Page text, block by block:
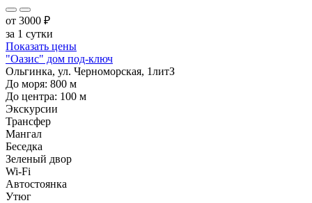
от 3000 ₽
за 1 сутки
Показать цены
"Оазис" дом под-ключ
Ольгинка, ул. Черноморская, 1литЗ
До моря: 800 м
До центра: 100 м
Экскурсии
Трансфер
Мангал
Беседка
Зеленый двор
Wi-Fi
Автостоянка
Утюг